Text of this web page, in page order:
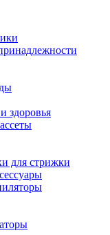
здоровья
для стрижки